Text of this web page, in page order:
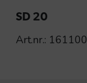
SD 20
Art.nr.: 161100